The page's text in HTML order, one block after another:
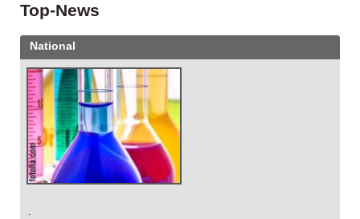
Top-News
National
.